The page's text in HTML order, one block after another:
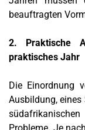
beauftragten
2. Praktische
praktisches Jahr
Die Einordnung
Ausbildung,